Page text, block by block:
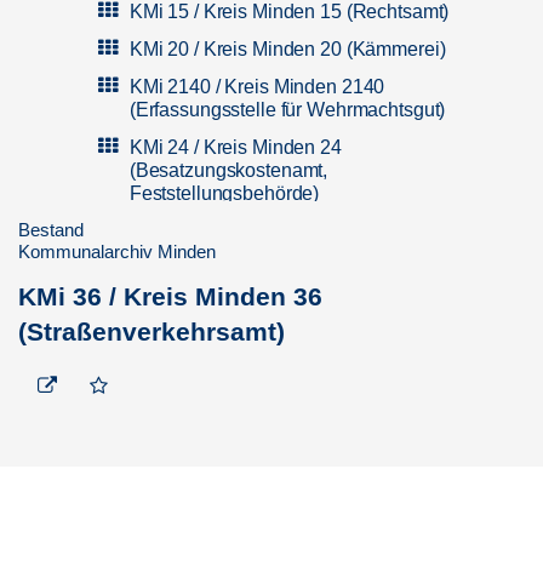
KMi 15 / Kreis Minden 15 (Rechtsamt)
KMi 20 / Kreis Minden 20 (Kämmerei)
KMi 2140 / Kreis Minden 2140
(Erfassungsstelle für Wehrmachtsgut)
KMi 24 / Kreis Minden 24
(Besatzungskostenamt,
Feststellungsbehörde)
(Straßenverkehrsamt)
KMi 39 / Kreis Minden 39 (Veterinäramt)
Bestand
Kommunalarchiv Minden
KMi 36 / Kreis Minden 36
(Straßenverkehrsamt)